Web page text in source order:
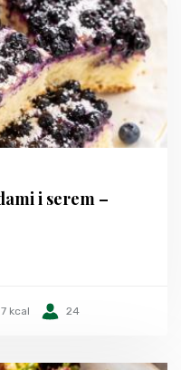
i serem –
kcal 24